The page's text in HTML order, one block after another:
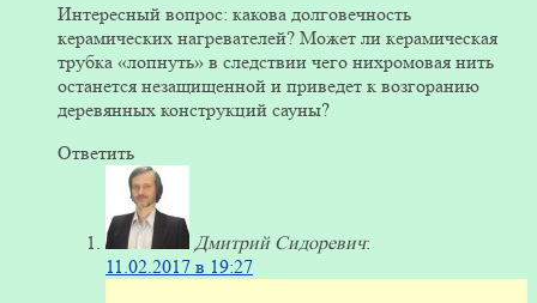
Интересный вопрос: какова долговечность
керамических нагревателей? Может ли керамическая
трубка «лопнуть» в следствии чего нихромовая нить
останется незащищенной и приведет к возгоранию
деревянных конструкций сауны?
Ответить
Дмитрий Сидоревич:
11.02.2017 в 19:27